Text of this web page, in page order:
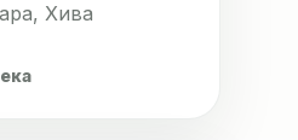
Хива